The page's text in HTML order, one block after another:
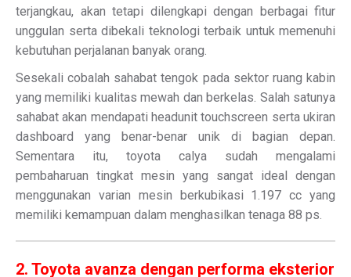
terjangkau, akan tetapi dilengkapi dengan berbagai fitur
unggulan serta dibekali teknologi terbaik untuk memenuhi
kebutuhan perjalanan banyak orang.
Sesekali cobalah sahabat tengok pada sektor ruang kabin
yang memiliki kualitas mewah dan berkelas. Salah satunya
sahabat akan mendapati headunit touchscreen serta ukiran
dashboard yang benar-benar unik di bagian depan.
Sementara itu, toyota calya sudah mengalami
pembaharuan tingkat mesin yang sangat ideal dengan
menggunakan varian mesin berkubikasi 1.197 cc yang
memiliki kemampuan dalam menghasilkan tenaga 88 ps.
2. Toyota avanza dengan performa eksterior